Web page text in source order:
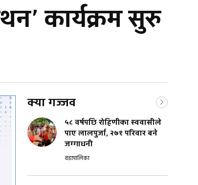
कार्यक्रम सुरु
क्या गज्जव
५८ वर्षपछि रोहिणीका स्ववासीले
पाए लालपुर्जा, २७१ परिवार बने
जग्गाधनी
वडापालिका